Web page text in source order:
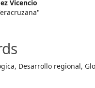
Vicencio
Desarrollo regional,